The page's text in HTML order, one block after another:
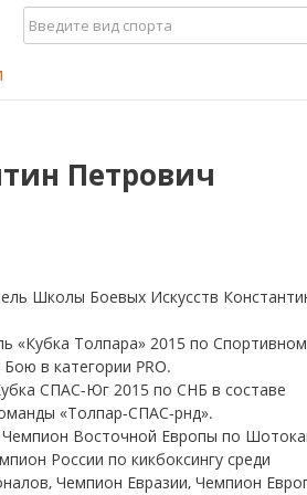
Петрович
Школы Боевых Искусств
«Кубка Толпара» 2015 по
в категории PRO.
СПАС-Юг 2015 по СНБ в составе
«Толпар-СПАС-рнд».
Чемпион Восточной Европы по
России по кикбоксингу среди
Чемпион Евразии, Чемпион